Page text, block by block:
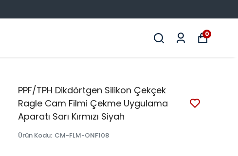
0
PPF/TPH Dikdörtgen Silikon Çekçek
Ragle Cam Filmi Çekme Uygulama
Aparatı Sarı Kırmızı Siyah
Ürün Kodu: CM-FLM-ONF108